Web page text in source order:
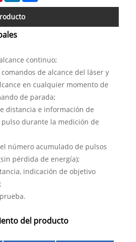
continuo;
de alcance del láser y
en cualquier momento de
de parada;
distancia e información de
durante la medición de
número acumulado de pulsos
pérdida de energía);
indicación de objetivo
del producto